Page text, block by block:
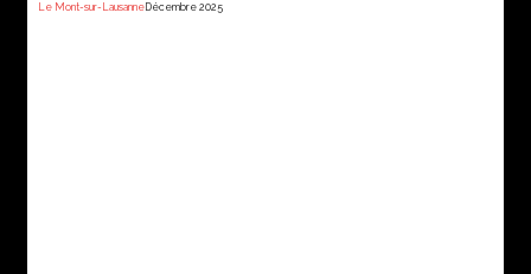
Le Mont-sur-LausanneDécembre 2025